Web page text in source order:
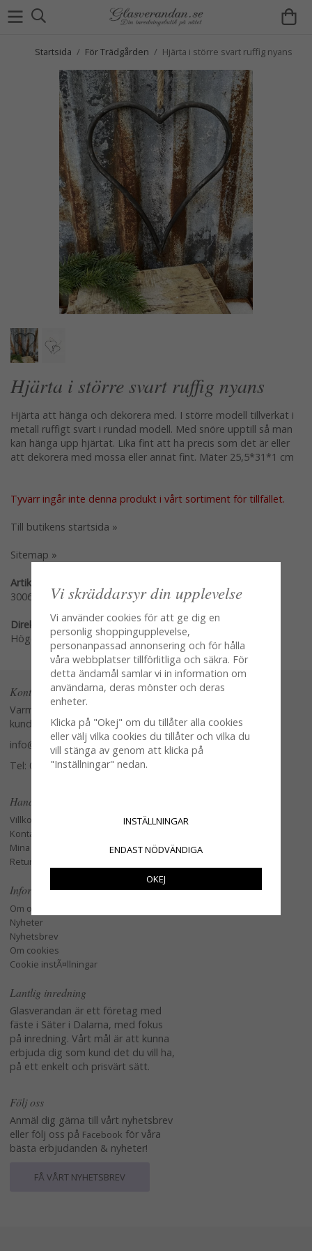
Startsida / För Trädgården / Hjärta i större svart ruffig nyans
Hjärta i större svart ruffig nyans
Hjärta att hänga och dekorera med. I större modell tillverkat i
metall ruffigt svart i rundad modell. Med snöre upptill så man
kan hänga upp hjärtat. Lika fint att ha precis som det är eller
att dekorera med mossa eller annat fint. Mäter 25,5*31*1 cm
Tyvärr ingår inte denna produkt i vårt sortiment för tillfället.
Till butikens startsida »
Sitemap »
Artikelnummer:
30069
Direktlänk:
Högerklicka och kopiera adressen
Kontakta oss
Varmt välkommen att kontakta vår
kundtjänst.
info@glasverandan.se
Tel: 079-3495968
Handla
Villkor
Kontakta oss
Mina favoriter
Retur och Reklamation
Information
Om oss
Nyheter
Nyhetsbrev
Om cookies
Cookie instÃ¤llningar
Lantlig inredning
Glasverandan är ett företag med
fäste i Säter i Dalarna, med fokus
på inredning. Vårt mål är att kunna
erbjuda dig som kund det du vill ha,
på ett enkelt och prisvärt sätt.
Följ oss
Anmäl dig gärna till vårt nyhetsbrev
eller följ oss på Facebook för våra
bästa erbjudanden & nyheter!
FÅ VÅRT NYHETSBREV
Vi skräddarsyr din upplevelse
Vi använder cookies för att ge dig en
personlig shoppingupplevelse,
personanpassad annonsering och för hålla
våra webbplatser tillförlitliga och säkra. För
detta ändamål samlar vi in information om
användarna, deras mönster och deras
enheter.
Klicka på "Okej" om du tillåter alla cookies
eller välj vilka cookies du tillåter och vilka du
vill stänga av genom att klicka på
"Inställningar" nedan.
INSTÄLLNINGAR
ENDAST NÖDVÄNDIGA
OKEJ